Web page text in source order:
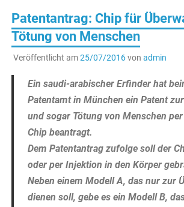
Patentantrag: Chip für
Tötung von Menschen
Veröffentlicht am25/07/2016von admin
Ein saudi-arabischer Erfinder hat
Patentamt in München ein Patent
und sogar Tötung von Menschen
Chip beantragt.
Dem Patentantrag zufolge soll der
oder per Injektion in den Körper
Neben einem Modell A, das nur zur
dienen soll, gebe es ein Modell B,